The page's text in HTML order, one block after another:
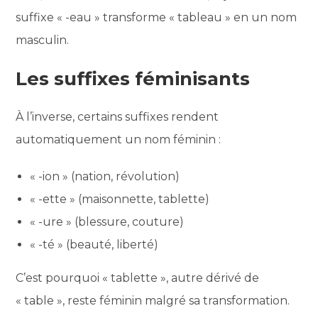
suffixe « -eau » transforme « tableau » en un nom
masculin.
Les suffixes féminisants
À l’inverse, certains suffixes rendent
automatiquement un nom féminin :
« -ion » (nation, révolution)
« -ette » (maisonnette, tablette)
« -ure » (blessure, couture)
« -té » (beauté, liberté)
C’est pourquoi « tablette », autre dérivé de
« table », reste féminin malgré sa transformation.